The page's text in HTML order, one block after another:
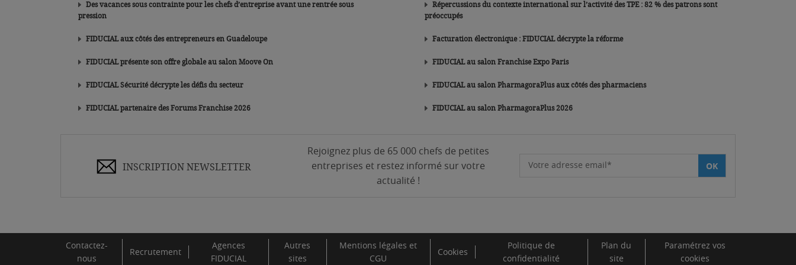
Des vacances sous contrainte pour les chefs d’entreprise avant une rentrée sous
pression
FIDUCIAL aux côtés des entrepreneurs en Guadeloupe
FIDUCIAL présente son offre globale au salon Moove On
FIDUCIAL Sécurité décrypte les défis du secteur
FIDUCIAL partenaire des Forums Franchise 2026
Répercussions du contexte international sur l’activité des TPE : 82 % des patrons sont
préoccupés
Facturation électronique : FIDUCIAL décrypte la réforme
FIDUCIAL au salon Franchise Expo Paris
FIDUCIAL au salon PharmagoraPlus aux côtés des pharmaciens
FIDUCIAL au salon PharmagoraPlus 2026
INSCRIPTION NEWSLETTER
Rejoignez plus de 65 000 chefs de petites
entreprises et restez informé sur votre
actualité !
Votre adresse email* OK
Contactez-
nous
Recrutement
Agences
FIDUCIAL
Autres
sites
Mentions légales et
CGU
Cookies
Politique de
confidentialité
Plan du
site
Paramétrez vos
cookies